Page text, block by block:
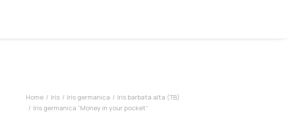
Home Iris Iris germanica
Iris barbata alta (TB)
Iris germanica “Money in your pocket”